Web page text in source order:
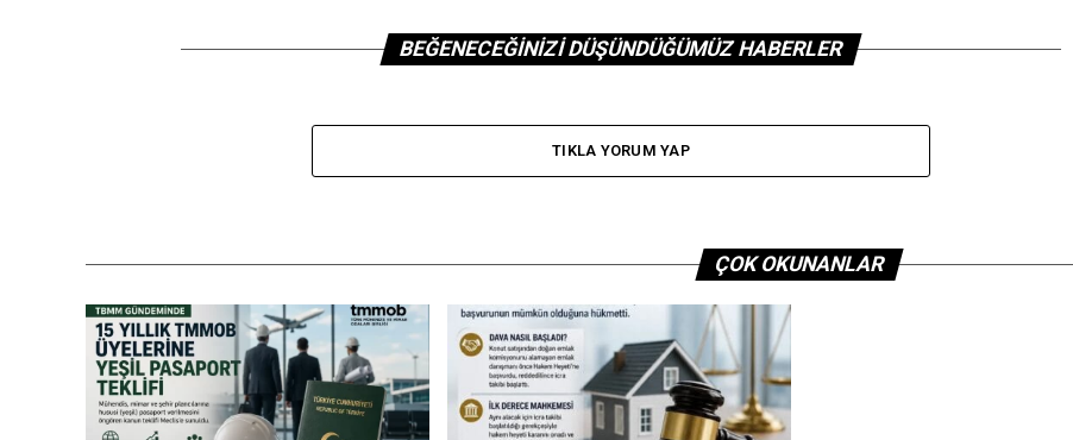
BEĞENECEĞINIZI DÜŞÜNDÜĞÜMÜZ HABERLER
TIKLA YORUM YAP
ÇOK OKUNANLAR